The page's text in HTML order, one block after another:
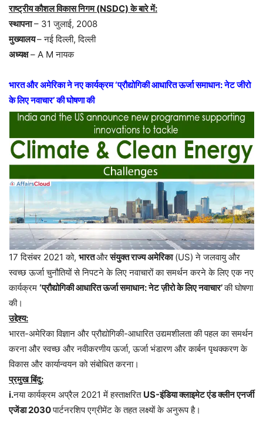
राष्ट्रीय कौशल विकास निगम (NSDC) के बारे में:
स्थापना– 31 जुलाई, 2008
मुख्यालय– नई दिल्ली, दिल्ली
अध्यक्ष– A M नायक
भारत और अमेरिका ने नए कार्यक्रम ‘प्रौद्योगिकी आधारित ऊर्जा समाधान: नेट जीरो
के लिए नवाचार’ की घोषणा की
17 दिसंबर 2021 को, भारतऔरसंयुक्त राज्य अमेरिका(US) ने जलवायु और
स्वच्छ ऊर्जा चुनौतियों से निपटने के लिए नवाचारों का समर्थन करने के लिए एक नए
कार्यक्रम ‘प्रौद्योगिकी आधारित ऊर्जा समाधान: नेट ज़ीरो के लिए नवाचार’की घोषणा
की।
उद्देश्य:
भारत-अमेरिका विज्ञान और प्रौद्योगिकी-आधारित उद्यमशीलता की पहल का समर्थन
करना और स्वच्छ और नवीकरणीय ऊर्जा, ऊर्जा भंडारण और कार्बन पृथक्करण के
विकास और कार्यान्वयन को संबोधित करना।
प्रमुख बिंदु:
i.नया कार्यक्रम अप्रैल 2021 में हस्ताक्षरित US-इंडिया क्लाइमेट एंड क्लीन एनर्जी
एजेंडा 2030पार्टनरशिप एग्रीमेंट के तहत लक्ष्यों के अनुरूप है।